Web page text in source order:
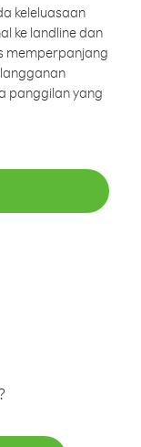
keleluasaan
ke landline dan
memperpanjang
panggilan yang